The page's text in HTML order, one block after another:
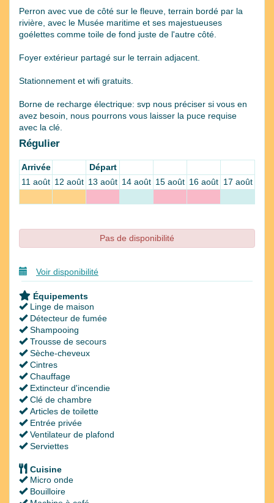
Perron avec vue de côté sur le fleuve, terrain bordé par la
rivière, avec le Musée maritime et ses majestueuses
goélettes comme toile de fond juste de l'autre côté.
Foyer extérieur partagé sur le terrain adjacent.
Stationnement et wifi gratuits.
Borne de recharge électrique: svp nous préciser si vous en
avez besoin, nous pourrons vous laisser la puce requise
avec la clé.
Régulier
Arrivée
Départ
11 août 12 août 13 août 14 août 15 août 16 août 17 août
Pas de disponibilité
Voir disponibilité
Équipements
Linge de maison
Détecteur de fumée
Shampooing
Trousse de secours
Sèche-cheveux
Cintres
Chauffage
Extincteur d'incendie
Clé de chambre
Articles de toilette
Entrée privée
Ventilateur de plafond
Serviettes
Cuisine
Micro onde
Bouilloire